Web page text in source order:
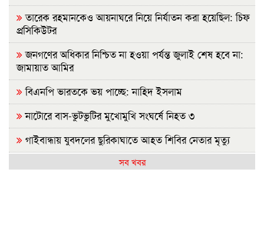
তারেক রহমানকেও আয়নাঘরে নিয়ে নির্যাতন করা হয়েছিল: চিফ
প্রসিকিউটর
জনগণের অধিকার নিশ্চিত না হওয়া পর্যন্ত জুলাই শেষ হবে না:
জামায়াত আমির
বিএনপি ভারতকে ভয় পাচ্ছে: নাহিদ ইসলাম
নাটোরে বাস-ভুটভুটির মুখোমুখি সংঘর্ষে নিহত ৩
গাইবান্ধায় যুবদলের ছুরিকাঘাতে আহত শিবির নেতার মৃত্যু
নাশকতার পরিকল্পনা করছেন পলাতক হাসিনা
সব খবর